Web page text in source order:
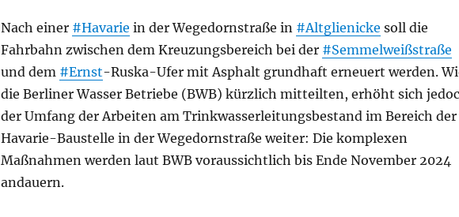
Nach einer #Havarie in der Wegedornstraße in #Altglienicke soll die
Fahrbahn zwischen dem Kreuzungsbereich bei der #Semmelweißstraße
und dem #Ernst-Ruska-Ufer mit Asphalt grundhaft erneuert werden.
die Berliner Wasser Betriebe (BWB) kürzlich mitteilten, erhöht sich
der Umfang der Arbeiten am Trinkwasserleitungsbestand im Bereich der
Havarie-Baustelle in der Wegedornstraße weiter: Die komplexen
Maßnahmen werden laut BWB voraussichtlich bis Ende November 2024
andauern.